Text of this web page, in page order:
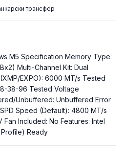
трансфер
M5 Specification Memory Type:
Multi-Channel Kit: Dual
EXPO): 6000 MT/s Tested
38-96 Tested Voltage
Unbuffered: Unbuffered Error
Speed (Default): 4800 MT/s
Fan Included: No Features: Intel
Ready